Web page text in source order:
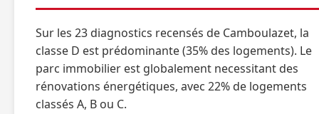
Sur les 23 diagnostics recensés de Camboulazet, la
classe D est prédominante (35% des logements). Le
parc immobilier est globalement necessitant des
rénovations énergétiques, avec 22% de logements
classés A, B ou C.